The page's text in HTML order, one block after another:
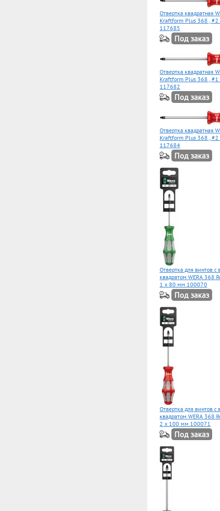
Отвертка квадратная
Kraftform Plus 368 ,
117685
Под заказ
Отвертка квадратная
Kraftform Plus 368 ,
117682
Под заказ
Отвертка квадратная
Kraftform Plus 368 ,
117684
Под заказ
Отвертка для винтов с
квадратом WERA 368
1 x 80 мм 100070
Под заказ
Отвертка для винтов с
квадратом WERA 368
2 x 100 мм 100071
Под заказ